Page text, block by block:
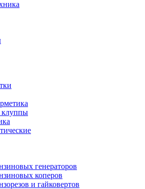
клуппы
генераторов
коперов
и гайковертов